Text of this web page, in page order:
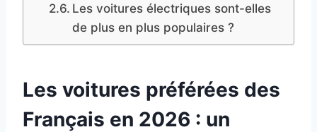
Les voitures électriques sont-elles
de plus en plus populaires ?
Les voitures préférées des
Français en 2026 : un